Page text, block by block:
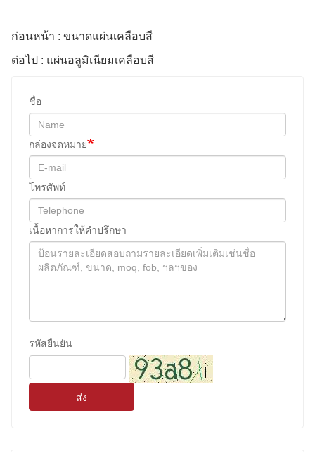
ก่อนหน้า : ขนาดแผ่นเคลือบสี
ต่อไป : แผ่นอลูมิเนียมเคลือบสี
ชื่อ
กล่องจดหมาย
โทรศัพท์
เนื้อหาการให้คําปรึกษา
รหัสยืนยัน
ส่ง